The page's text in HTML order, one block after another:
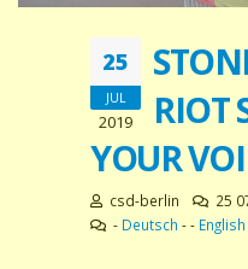
25
JUL
2019
RIOT
YOUR
csd-berlin
25
- Deutsch - - English